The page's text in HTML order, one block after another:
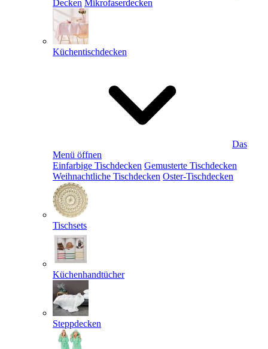
Decken Mikrofaserdecken
Küchentischdecken
Das
Menü öffnen
Einfarbige Tischdecken Gemusterte Tischdecken
Weihnachtliche Tischdecken Oster-Tischdecken
Tischsets
Küchenhandtücher
Steppdecken